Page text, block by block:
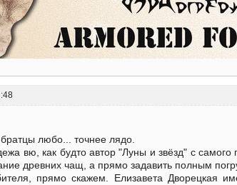
любо... точнее лядо.
вю, как будто автор "Луны и звёзд" с самого
древних чащ, а прямо задавить полным
прямо скажем. Елизавета Дворецкая